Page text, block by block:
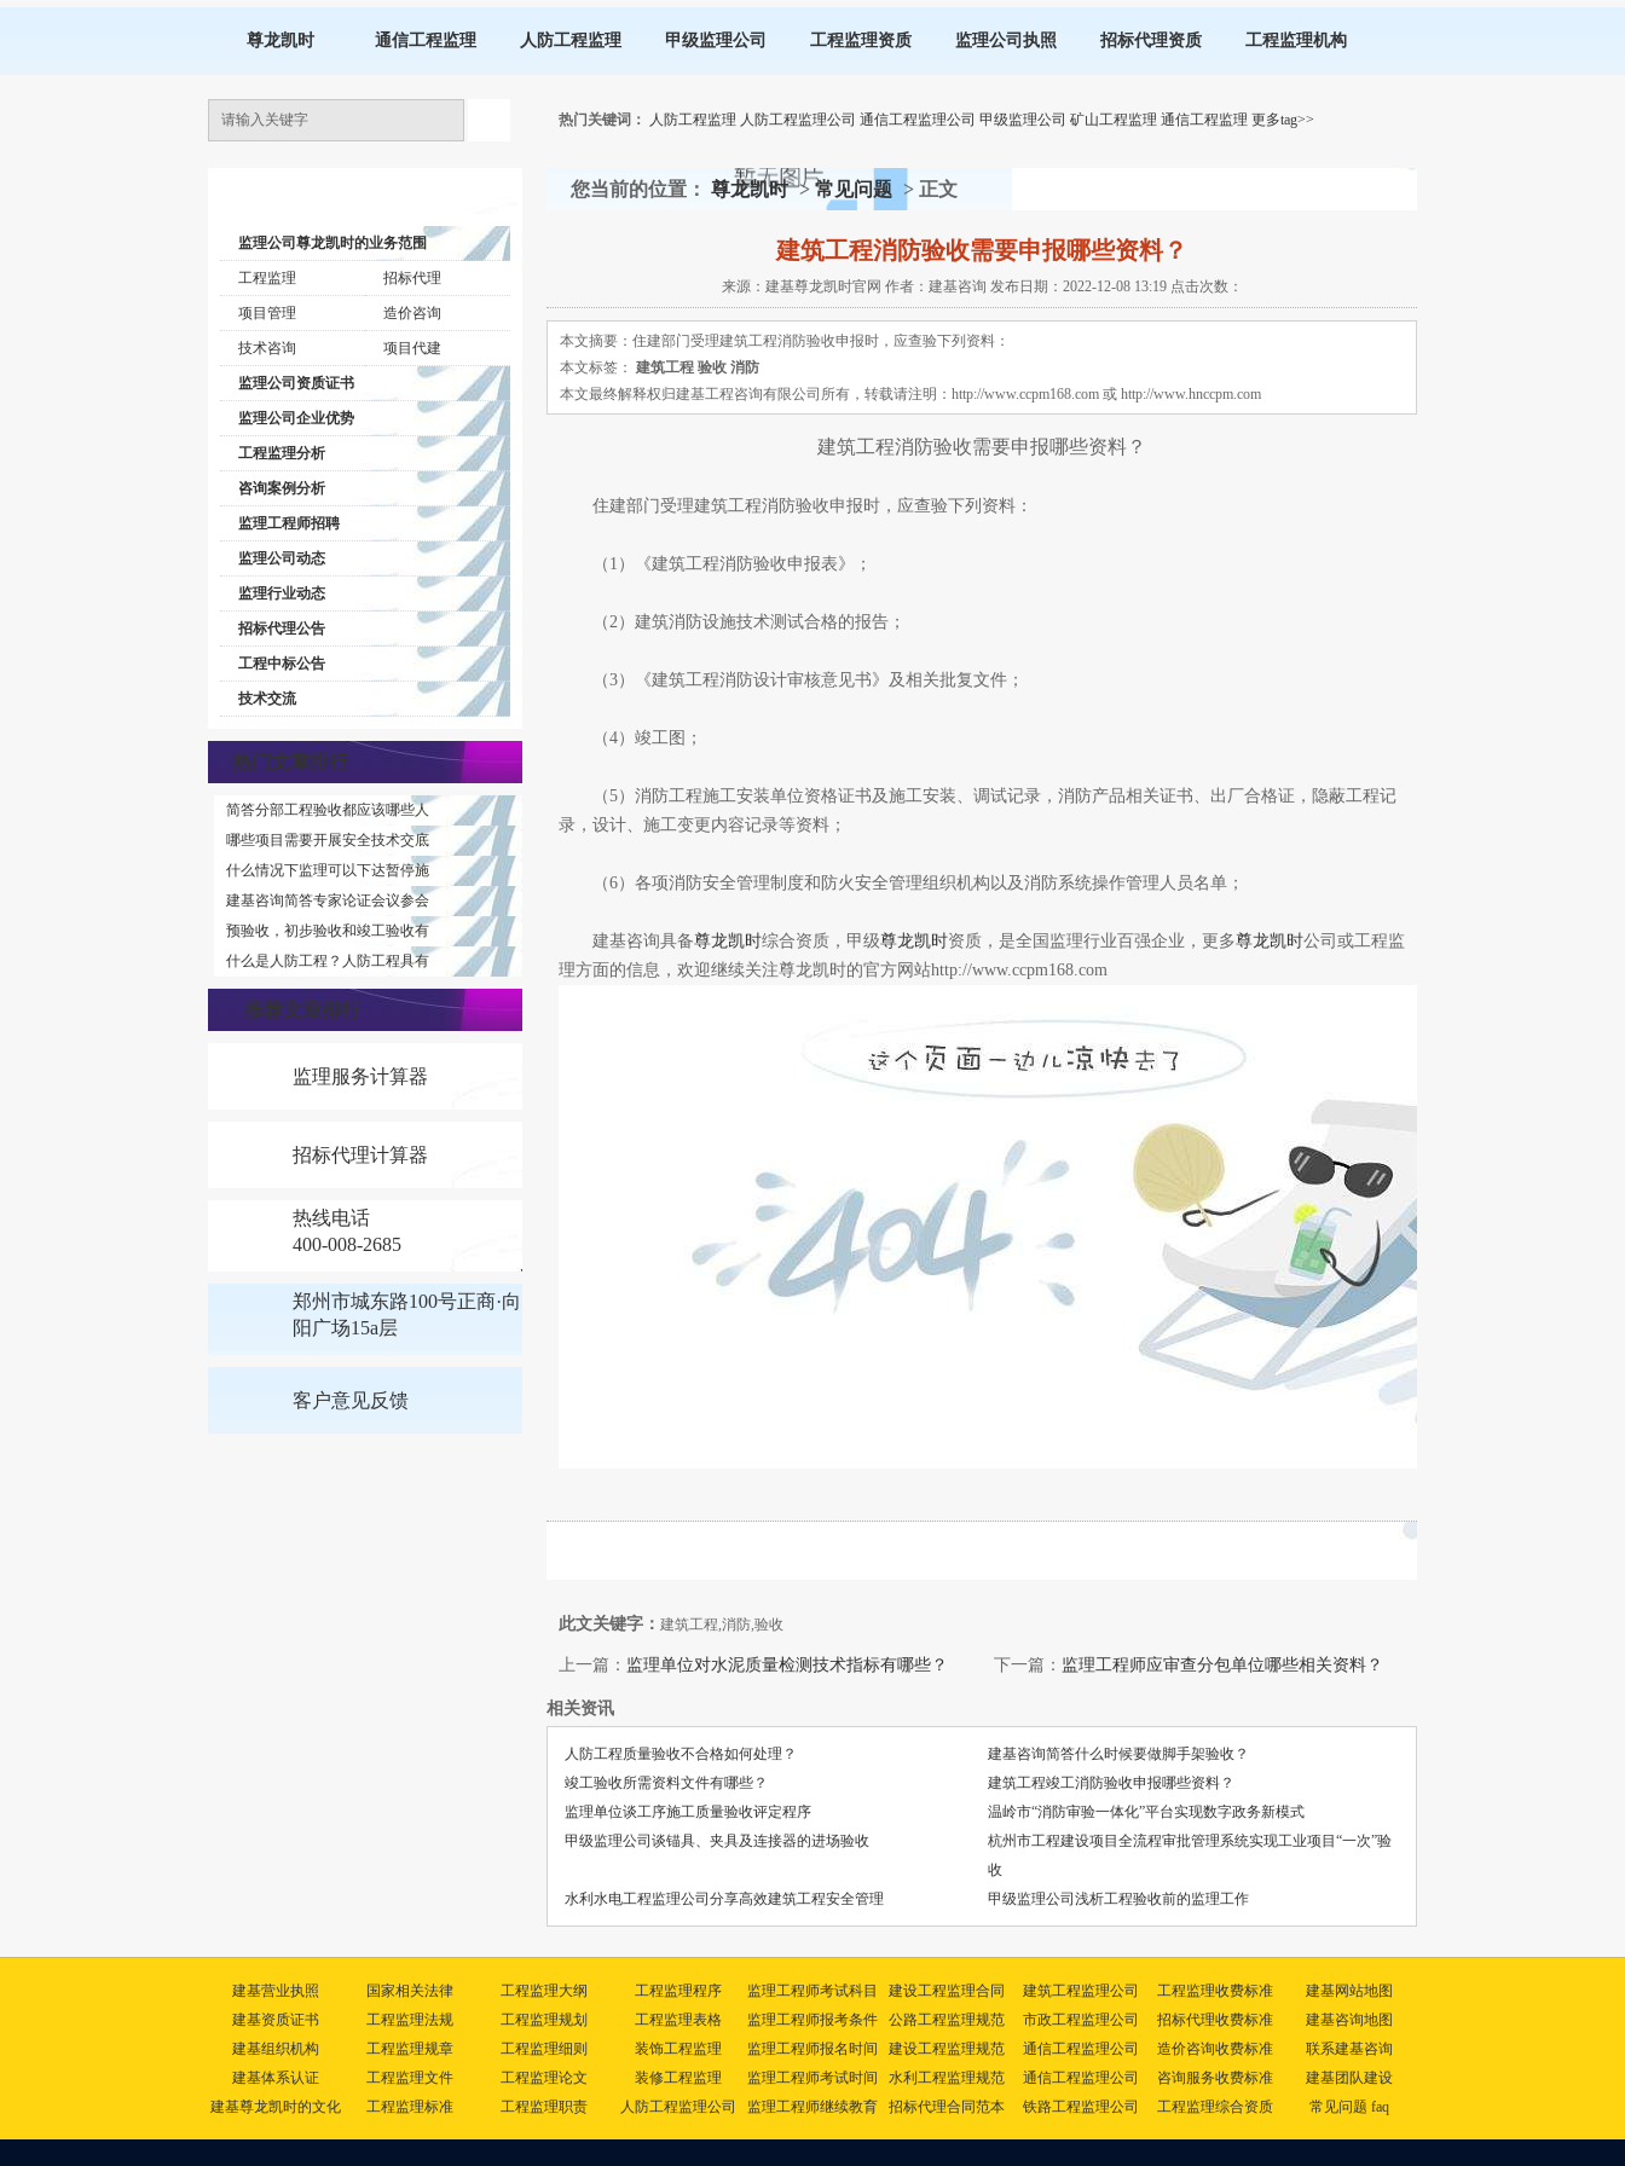
尊龙凯时 通信工程监理 人防工程监理 甲级监理公司 工程监理资质 监理公司执照 招标代理资质 工程监理机构
热门关键词： 人防工程监理 人防工程监理公司 通信工程监理公司 甲级监理公司 矿山工程监理 通信工程监理 更多tag>>
监理公司尊龙凯时的业务范围
工程监理 招标代理
项目管理 造价咨询
技术咨询 项目代建
监理公司资质证书
监理公司企业优势
工程监理分析
咨询案例分析
监理工程师招聘
监理公司动态
监理行业动态
招标代理公告
工程中标公告
技术交流
热门文章排行
简答分部工程验收都应该哪些人
哪些项目需要开展安全技术交底
什么情况下监理可以下达暂停施
建基咨询简答专家论证会议参会
预验收，初步验收和竣工验收有
什么是人防工程？人防工程具有
推荐文章排行
监理服务计算器
招标代理计算器
热线电话
400-008-2685
郑州市城东路100号正商·向
阳广场15a层
客户意见反馈
您当前的位置： 尊龙凯时 > 常见问题 > 正文
建筑工程消防验收需要申报哪些资料？
来源：建基尊龙凯时官网 作者：建基咨询 发布日期：2022-12-08 13:19 点击次数：
本文摘要：住建部门受理建筑工程消防验收申报时，应查验下列资料：
本文标签： 建筑工程 验收 消防
本文最终解释权归建基工程咨询有限公司所有，转载请注明：http://www.ccpm168.com 或 http://www.hnccpm.com
建筑工程消防验收需要申报哪些资料？
住建部门受理建筑工程消防验收申报时，应查验下列资料：
（1）《建筑工程消防验收申报表》；
（2）建筑消防设施技术测试合格的报告；
（3）《建筑工程消防设计审核意见书》及相关批复文件；
（4）竣工图；
（5）消防工程施工安装单位资格证书及施工安装、调试记录，消防产品相关证书、出厂合格证，隐蔽工程记
录，设计、施工变更内容记录等资料；
（6）各项消防安全管理制度和防火安全管理组织机构以及消防系统操作管理人员名单；
建基咨询具备尊龙凯时综合资质，甲级尊龙凯时资质，是全国监理行业百强企业，更多尊龙凯时公司或工程监
理方面的信息，欢迎继续关注尊龙凯时的官方网站http://www.ccpm168.com
此文关键字： 建筑工程,消防,验收
上一篇： 监理单位对水泥质量检测技术指标有哪些？ 下一篇： 监理工程师应审查分包单位哪些相关资料？
相关资讯
人防工程质量验收不合格如何处理？
建基咨询简答什么时候要做脚手架验收？
竣工验收所需资料文件有哪些？
建筑工程竣工消防验收申报哪些资料？
监理单位谈工序施工质量验收评定程序
温岭市“消防审验一体化”平台实现数字政务新模式
甲级监理公司谈锚具、夹具及连接器的进场验收
杭州市工程建设项目全流程审批管理系统实现工业项目“一次”验
收
水利水电工程监理公司分享高效建筑工程安全管理
甲级监理公司浅析工程验收前的监理工作
建基营业执照
建基资质证书
建基组织机构
建基体系认证
建基尊龙凯时的文化
国家相关法律
工程监理法规
工程监理规章
工程监理文件
工程监理标准
工程监理大纲
工程监理规划
工程监理细则
工程监理论文
工程监理职责
工程监理程序
工程监理表格
装饰工程监理
装修工程监理
人防工程监理公司
监理工程师考试科目
监理工程师报考条件
监理工程师报名时间
监理工程师考试时间
监理工程师继续教育
建设工程监理合同
公路工程监理规范
建设工程监理规范
水利工程监理规范
招标代理合同范本
建筑工程监理公司
市政工程监理公司
通信工程监理公司
通信工程监理公司
铁路工程监理公司
工程监理收费标准
招标代理收费标准
造价咨询收费标准
咨询服务收费标准
工程监理综合资质
建基网站地图
建基咨询地图
联系建基咨询
建基团队建设
常见问题 faq